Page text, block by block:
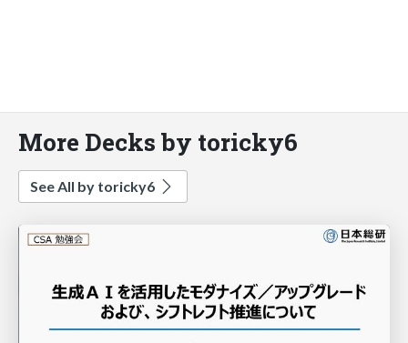
More Decks by toricky6
See All by toricky6